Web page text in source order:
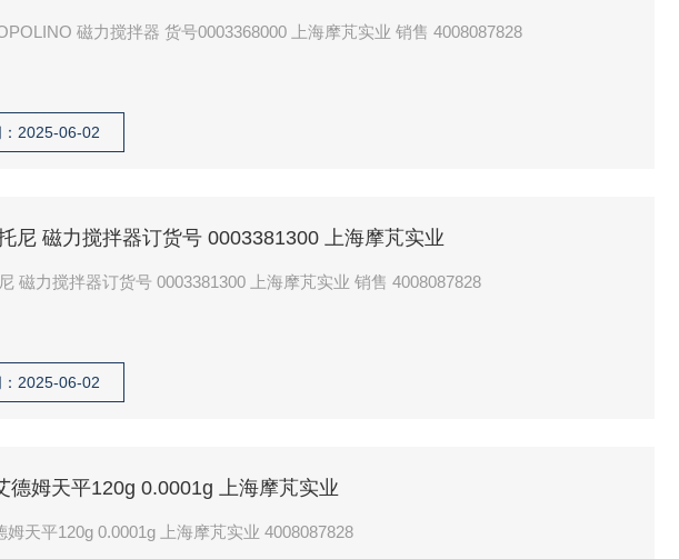
磁力搅拌器 货号0003368000 上海摩芃实业 销售 4008087828
2025-06-02
尼 磁力搅拌器订货号 0003381300 上海摩芃实业
磁力搅拌器订货号 0003381300 上海摩芃实业 销售 4008087828
2025-06-02
德姆天平120g 0.0001g 上海摩芃实业
姆天平120g 0.0001g 上海摩芃实业 4008087828